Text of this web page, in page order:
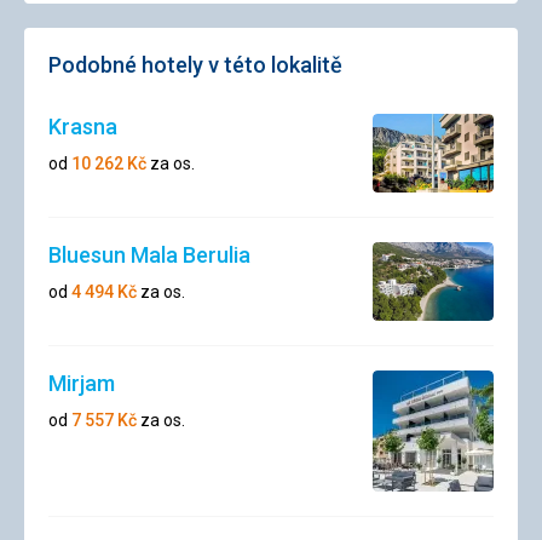
Podobné hotely v této lokalitě
Krasna
od 10 262 Kč za os.
Bluesun Mala Berulia
od 4 494 Kč za os.
Mirjam
od 7 557 Kč za os.